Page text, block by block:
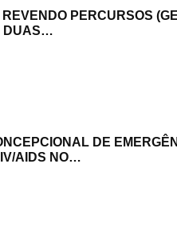
PERCURSOS
DUAS…
DE
AIDS NO…